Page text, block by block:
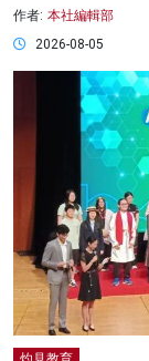
作者: 本社編輯部
2026-08-05